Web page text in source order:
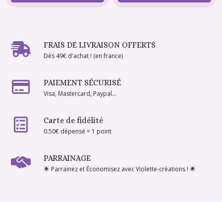
FRAIS DE LIVRAISON OFFERTS
Dès 49€ d'achat ! (en france)
PAIEMENT SÉCURISÉ
Visa, Mastercard, Paypal...
Carte de fidélité
0.50€ dépensé = 1 point
PARRAINAGE
🌟 Parrainez et Économisez avec Violette-créations ! 🌟